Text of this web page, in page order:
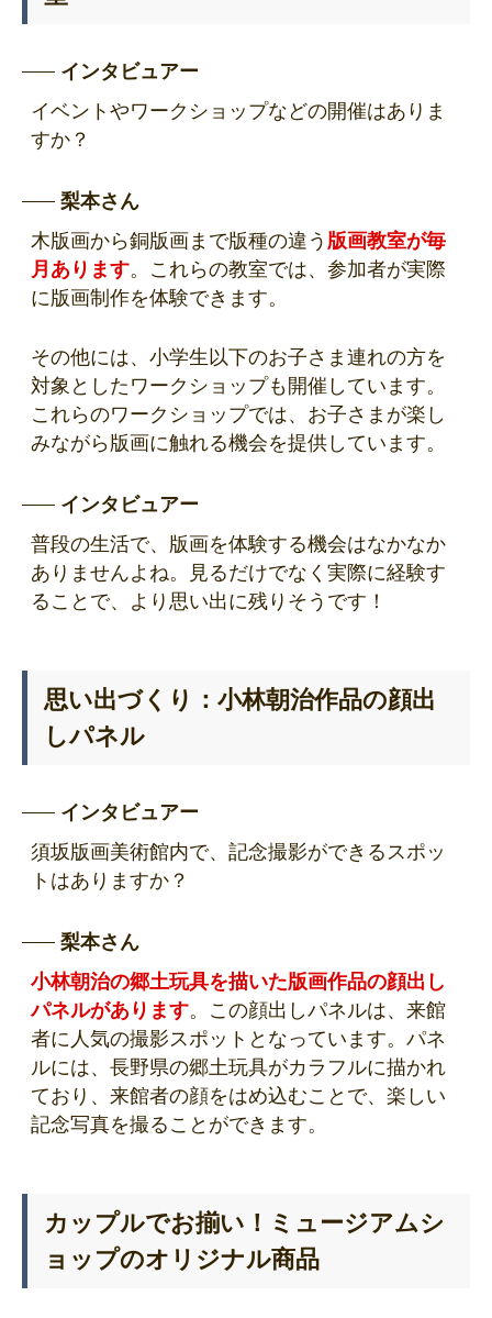
インタビュアー
イベントやワークショップなどの開催はありま
すか？
梨本さん
木版画から銅版画まで版種の違う 版画教室が毎
月あります。これらの教室では、参加者が実際
に版画制作を体験できます。
その他には、小学生以下のお子さま連れの方を
対象としたワークショップも開催しています。
これらのワークショップでは、お子さまが楽し
みながら版画に触れる機会を提供しています。
インタビュアー
普段の生活で、版画を体験する機会はなかなか
ありませんよね。見るだけでなく実際に経験す
ることで、より思い出に残りそうです！
思い出づくり：小林朝治作品の顔出
しパネル
インタビュアー
須坂版画美術館内で、記念撮影ができるスポッ
トはありますか？
梨本さん
小林朝治の郷土玩具を描いた版画作品の顔出し
パネルがあります。この顔出しパネルは、来館
者に人気の撮影スポットとなっています。パネ
ルには、長野県の郷土玩具がカラフルに描かれ
ており、来館者の顔をはめ込むことで、楽しい
記念写真を撮ることができます。
カップルでお揃い！ミュージアムシ
ョップのオリジナル商品